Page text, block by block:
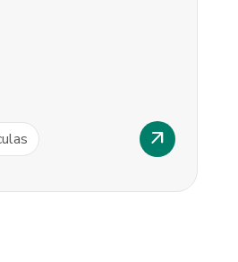
arrow_outward